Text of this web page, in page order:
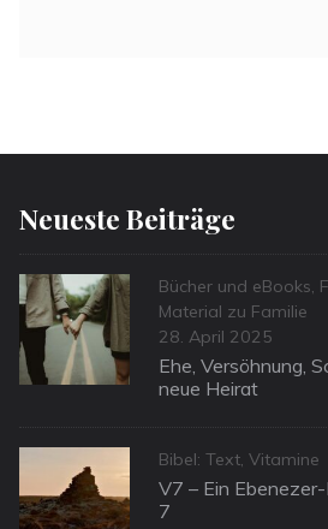
Neueste Beiträge
Categories
Bücher und eBooks,
Material zu Familie
Posted
on
28. April 2025
Ehe, Versöhnung,
neue Heirat
Categories
Bibel: Text, Vitamine
V7 – Ein
7